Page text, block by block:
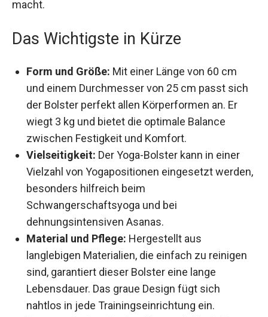
macht.
Das Wichtigste in Kürze
Form und Größe: Mit einer Länge von 60 cm
und einem Durchmesser von 25 cm passt
sich der Bolster perfekt allen Körperformen
an. Er wiegt 3 kg und bietet die optimale
Balance zwischen Festigkeit und Komfort.
Vielseitigkeit: Der Yoga-Bolster kann in einer
Vielzahl von Yogapositionen eingesetzt
werden, besonders hilfreich beim
Schwangerschaftsyoga und bei
dehnungsintensiven Asanas.
Material und Pflege: Hergestellt aus
langlebigen Materialien, die einfach zu reinigen
sind, garantiert dieser Bolster eine lange
Lebensdauer. Das graue Design fügt sich
nahtlos in jede Trainingseinrichtung ein.